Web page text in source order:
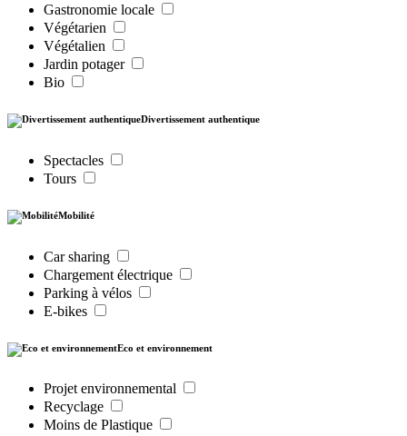
Gastronomie locale
Végétarien
Végétalien
Jardin potager
Bio
Divertissement authentique
Spectacles
Tours
Mobilité
Car sharing
Chargement électrique
Parking à vélos
E-bikes
Eco et environnement
Projet environnemental
Recyclage
Moins de Plastique